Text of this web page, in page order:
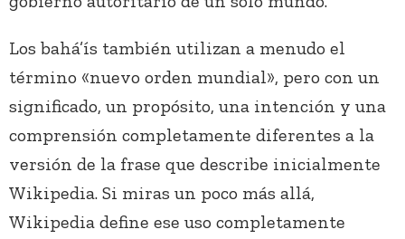
Los bahá’ís también utilizan a menudo el
término «nuevo orden mundial», pero con un
significado, un propósito, una intención y una
comprensión completamente diferentes a la
versión de la frase que describe inicialmente
Wikipedia. Si miras un poco más allá,
Wikipedia define ese uso completamente